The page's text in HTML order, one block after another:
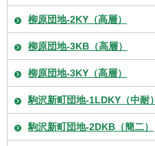
柳原団地-2KY（高層）
柳原団地-3KB（高層）
柳原団地-3KY（高層）
駒沢新町団地-1LDKY（中耐）
駒沢新町団地-2DKB（簡二）